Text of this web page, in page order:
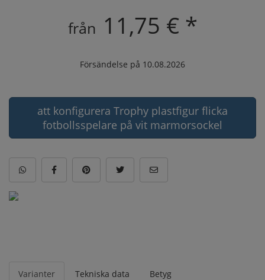
från 11,75 € *
Försändelse på 10.08.2026
att konfigurera Trophy plastfigur flicka
fotbollsspelare på vit marmorsockel
Varianter Tekniska data Betyg